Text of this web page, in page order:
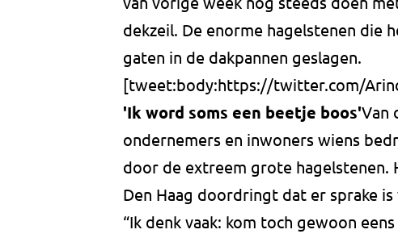
dekzeil. De enorme hagelstenen die
gaten in de dakpannen geslagen.
[tweet:body:https://twitter.com/
'Ik word soms een beetje boos'Van
ondernemers en inwoners wiens
door de extreem grote
Den Haag doordringt dat er sprake
“Ik denk vaak: kom toch gewoon